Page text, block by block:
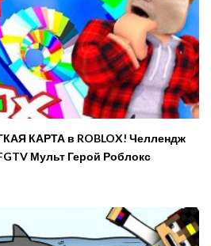
КАРТА в ROBLOX! Челлендж
Мульт Герой Роблокс